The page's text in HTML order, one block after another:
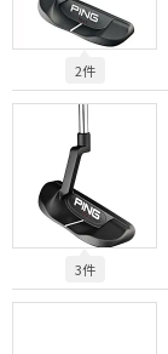
2件
3件